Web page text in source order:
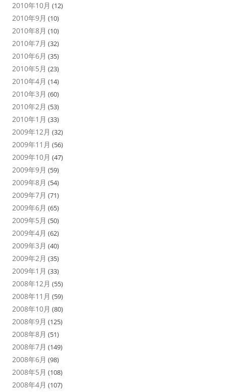
2010年10月 (12)
2010年9月 (10)
2010年8月 (10)
2010年7月 (32)
2010年6月 (35)
2010年5月 (23)
2010年4月 (14)
2010年3月 (60)
2010年2月 (53)
2010年1月 (33)
2009年12月 (32)
2009年11月 (56)
2009年10月 (47)
2009年9月 (59)
2009年8月 (54)
2009年7月 (71)
2009年6月 (65)
2009年5月 (50)
2009年4月 (62)
2009年3月 (40)
2009年2月 (35)
2009年1月 (33)
2008年12月 (55)
2008年11月 (59)
2008年10月 (80)
2008年9月 (125)
2008年8月 (51)
2008年7月 (149)
2008年6月 (98)
2008年5月 (108)
2008年4月 (107)